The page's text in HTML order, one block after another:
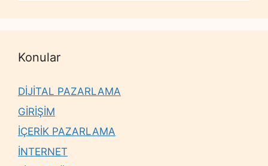
Konular
DİJİTAL PAZARLAMA
GİRİŞİM
İÇERİK PAZARLAMA
İNTERNET